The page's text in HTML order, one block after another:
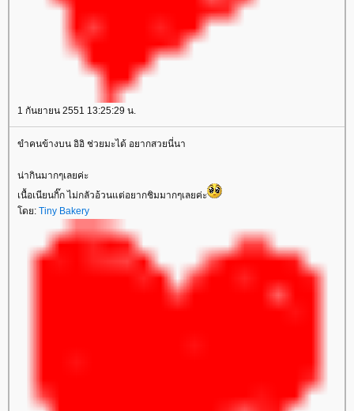
1 กันยายน 2551 13:25:29 น.
ขำคนข้างบน อิอิ ช่วยมะได้ อยากสวยนี่นา
น่ากินมากๆเลยค่ะ
เนื้อเนียนกิ๊ก ไม่กลัวอ้วนแต่อยากชิมมากๆเลยค่ะ
ดย: Tiny Bakery